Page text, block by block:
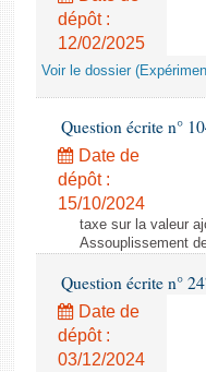
dépôt :
12/02/2025
Voir le dossier
Question écrite n°
Date de
dépôt :
15/10/2024
taxe sur la valeur
Assouplissement
Question écrite n°
Date de
dépôt :
03/12/2024